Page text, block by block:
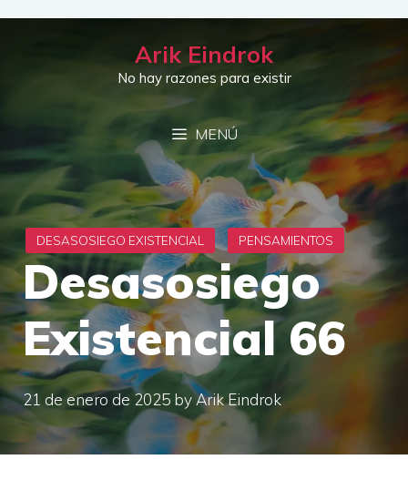
Saltar
Arik Eindrok
No hay razones para existir
MENÚ
Desasosiego
Existencial 66
21 de enero de 2025 byArik Eindrok